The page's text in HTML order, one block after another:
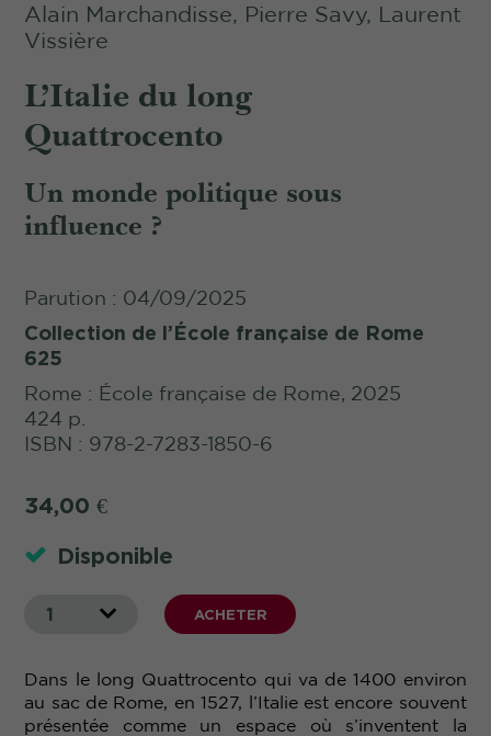
Alain Marchandisse, Pierre Savy, Laurent
Vissière
L’Italie du long
Quattrocento
Un monde politique sous
influence ?
Parution : 04/09/2025
Collection de l’École française de Rome
625
Rome : École française de Rome, 2025
424 p.
ISBN : 978-2-7283-1850-6
34,00 €
Disponible
1 ACHETER
Dans le long Quattrocento qui va de 1400 environ
au sac de Rome, en 1527, l’Italie est encore souvent
présentée comme un espace où s’inventent la